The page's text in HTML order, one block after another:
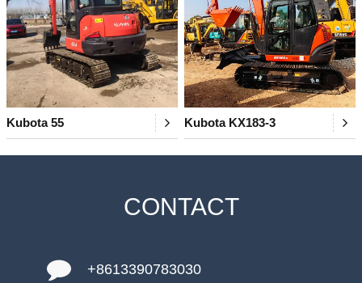
Kubota 55 Kubota KX183-3
CONTACT
+8613390783030